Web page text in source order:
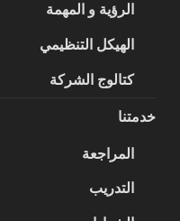
الرؤية و المهمة
الهيكل التنظيمي
كتالوج الشركة
خدمتنا
المراجعة
التدريب